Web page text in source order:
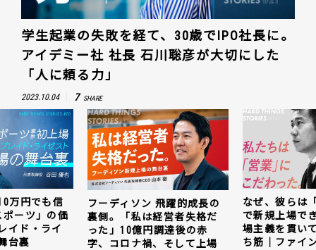
学生起業の失敗を経て、30歳でIPO社長に。
アイデミー社 社長 石川聡彦が大切にした
「人に頼る力」
2023.10.04 7 SHARE
万円でも信
ーツ」の価
イド・ライ
台裏
フーディソン 飛躍的成長の
裏側。「私は経営者失格だ
った」10億円調達後の赤
字、コロナ禍、そして上場
なぜ、彼らは
で新規上場で
場主義を貫い
ち筋｜ファイ